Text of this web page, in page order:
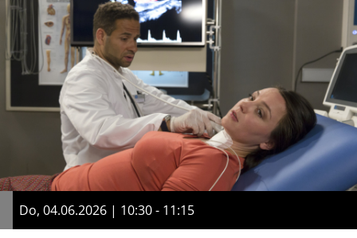
Do, 04.06.2026 | 10:30 - 11:15